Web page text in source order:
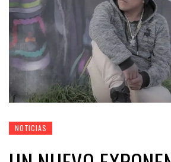
NOTICIAS